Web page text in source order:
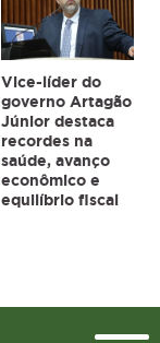
Vice-líder do
governo Artagão
Júnior destaca
recordes na
saúde, avanço
econômico e
equilíbrio fiscal